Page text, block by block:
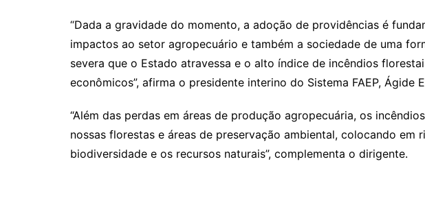
“Dada a gravidade do momento, a adoção de providências é
impactos ao setor agropecuário e também a sociedade de uma
severa que o Estado atravessa e o alto índice de incêndios
econômicos”, afirma o presidente interino do Sistema FAEP, Ágide
“Além das perdas em áreas de produção agropecuária, os
nossas florestas e áreas de preservação ambiental, colocando em
biodiversidade e os recursos naturais”, complementa o dirigente.